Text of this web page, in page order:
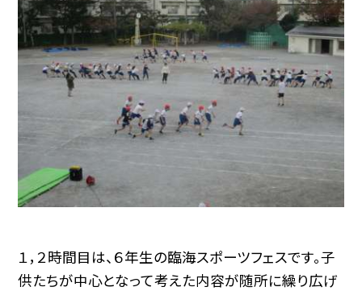
１，２時間目は、６年生の臨海スポーツフェスです。子
供たちが中心となって考えた内容が随所に繰り広げ